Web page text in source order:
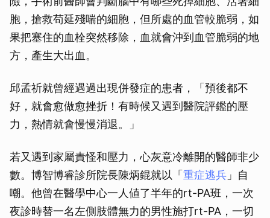
胞，搶救苟延殘喘的細胞，但所處的血管較脆弱，如
果把塞住的血栓突然移除，血就會沖到血管脆弱的地
方，產生大出血。
邱孟祈就曾經遇過出現併發症的患者，「預後都不
好，就會愈做愈挫折！有時候又遇到醫院評鑑的壓
力，熱情就會慢慢消退。」
若又遇到家屬責怪和壓力，心灰意冷離開的醫師非少
數。博智博睿診所院長陳炳錕就以「重症逃兵 」自
嘲。他曾在醫學中心一人値了半年的rt-PA班，一次
夜診時替一名左側肢體無力的男性施打rt-PA，一切